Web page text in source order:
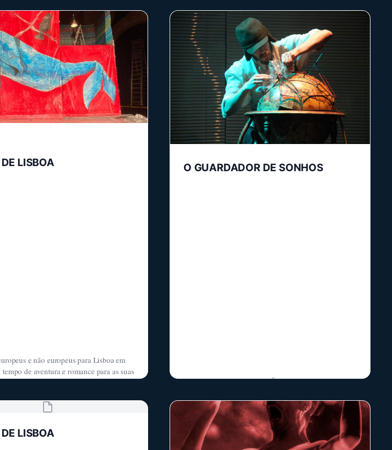
DE LISBOA
e não europeus para Lisboa em
de aventura e romance para as suas
febres por debaixo de tudo
17 de abril de 2026
O GUARDADOR DE SONHOS
Direção Artística e Texto JOÃO GARCIA MIGUEL .
SINOPSE: O Guardador de Sonhos nasceu num sonho
e foi perfilhado de pronto. É um fruto de árvore
noturna e dessa luz indirecta da lua que lança os seus
raios sobre os braços e os corpos despertando
mgldh 06 de março de 2026
DE LISBOA